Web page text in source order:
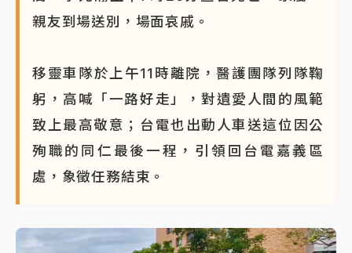
親友到場送別，場面哀戚。
移靈車隊於上午11時離院，醫護團隊列隊鞠
躬，高喊「一路好走」，對遺愛人間的風範
致上最高敬意；台電也出動人車送這位因公
殉職的同仁最後一程，引領回台電嘉義區
處，象徵任務結束。